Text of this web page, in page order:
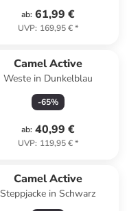
ab: 61,99 €
UVP: 169,95 €*
Camel Active
Weste in Dunkelblau
-65%
ab: 40,99 €
UVP: 119,95 €*
Camel Active
Steppjacke in Schwarz